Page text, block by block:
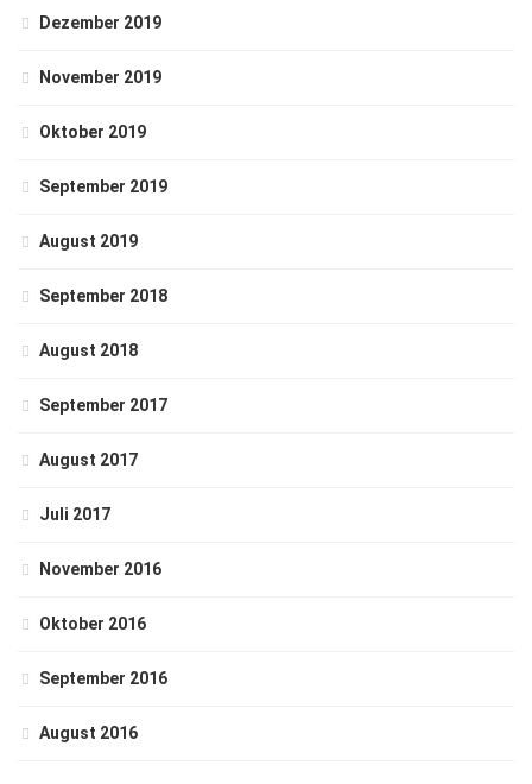
Dezember 2019
November 2019
Oktober 2019
September 2019
August 2019
September 2018
August 2018
September 2017
August 2017
Juli 2017
November 2016
Oktober 2016
September 2016
August 2016